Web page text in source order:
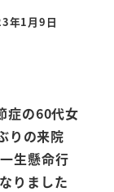
日
年1月9日
症の60代女
りの来院
生懸命行
りました